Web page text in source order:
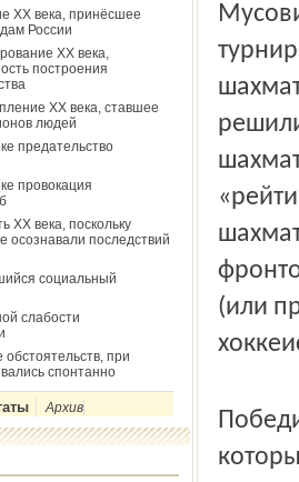
ХХ века, принёсшее
России
ХХ века,
построения
ХХ века, ставшее
людей
предательство
провокация
ХХ века, поскольку
осознавали последствий
социальный
слабости
при
спонтанно
Архив
(или